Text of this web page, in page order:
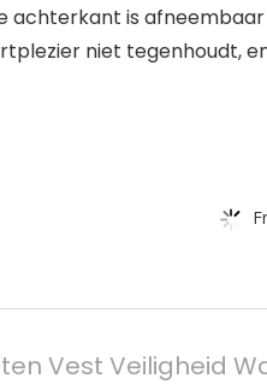
achterkant is
niet
Vest Veiligheid